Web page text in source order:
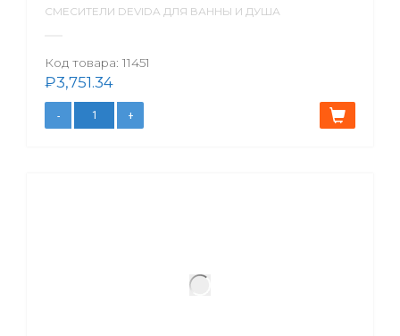
СМЕСИТЕЛИ DEVIDA ДЛЯ ВАННЫ И ДУША
Код товара: 11451
₽3,751.34